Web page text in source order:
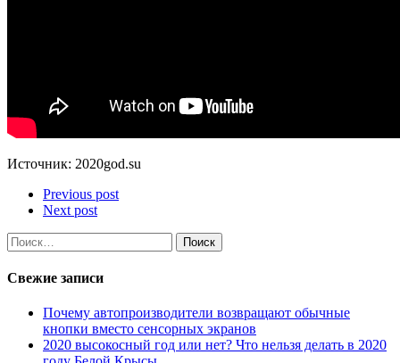
Источник: 2020god.su
Previous post
Next post
Найти:
Свежие записи
Почему автопроизводители возвращают обычные
кнопки вместо сенсорных экранов
2020 высокосный год или нет? Что нельзя делать в 2020